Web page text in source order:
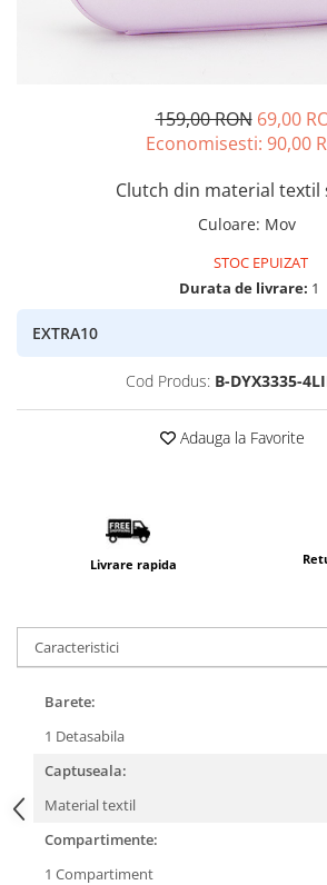
159,00 RON 69,00
Economisesti: 90,00
Clutch din material textil
Culoare: Mov
STOC EPUIZAT
Durata de livrare: 1
EXTRA10
Cod Produs: B-DYX3335-
Adauga la Favorite
Livrare rapida
Caracteristici
Barete:
1 Detasabila
Captuseala:
Material textil
Compartimente:
1 Compartiment